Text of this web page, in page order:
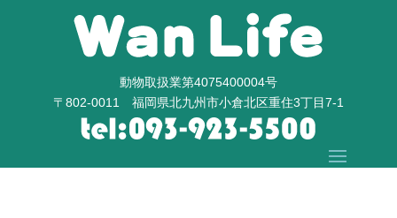
動物取扱業第4075400004号
〒802-0011 福岡県北九州市小倉北区重住3丁目7-1